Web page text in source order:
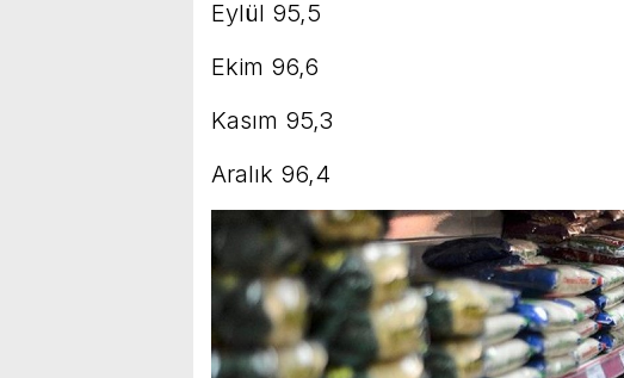
Eylül 95,5
Ekim 96,6
Kasım 95,3
Aralık 96,4